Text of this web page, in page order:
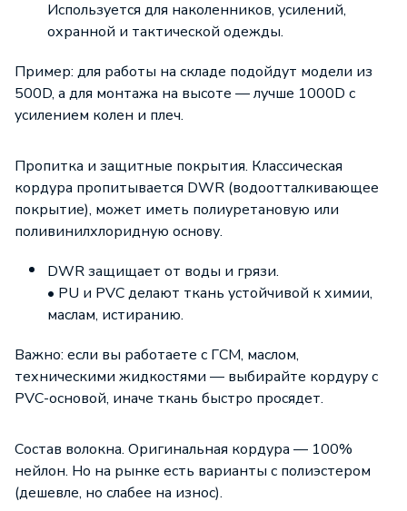
Используется для наколенников, усилений,
охранной и тактической одежды.
Пример: для работы на складе подойдут модели из
500D, а для монтажа на высоте — лучше 1000D с
усилением колен и плеч.
Пропитка и защитные покрытия. Классическая
кордура пропитывается DWR (водоотталкивающее
покрытие), может иметь полиуретановую или
поливинилхлоридную основу.
DWR защищает от воды и грязи.
• PU и PVC делают ткань устойчивой к химии,
маслам, истиранию.
Важно: если вы работаете с ГСМ, маслом,
техническими жидкостями — выбирайте кордуру с
PVC-основой, иначе ткань быстро просядет.
Состав волокна. Оригинальная кордура — 100%
нейлон. Но на рынке есть варианты с полиэстером
(дешевле, но слабее на износ).